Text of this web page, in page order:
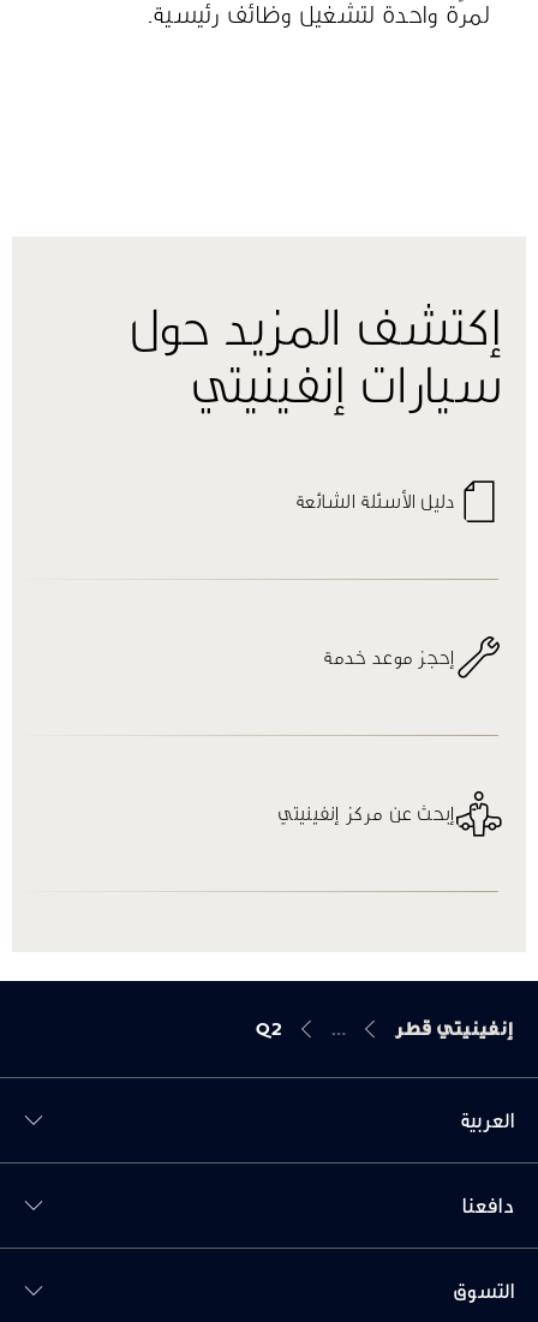
لمرّة واحدة لتشغيل وظائف رئيسية.
إكتشف المزيد حول
سيارات إنفينيتي
دليل الأسئلة الشائعة
إحجز موعد خدمة
إبحث عن مركز إنفينيتي
إنفينيتي قطر Q2
العربية
دافعنا
التسوق